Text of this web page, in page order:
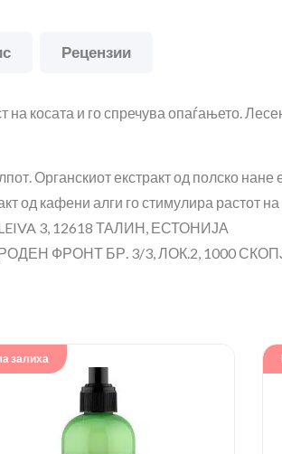
Рецензии
косата и го спречува опаѓањето.
Органскиот екстракт од полско
од кафени алги го стимулира растот на
3, 12618 ТАЛИН, ЕСТОНИЈА
ФРОНТ БР. 3/3, ЛОК.2, 1000
залиха